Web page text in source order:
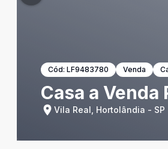
Cód: LF9483780 Venda
Casa a Venda
Vila Real, Hortolândia - SP